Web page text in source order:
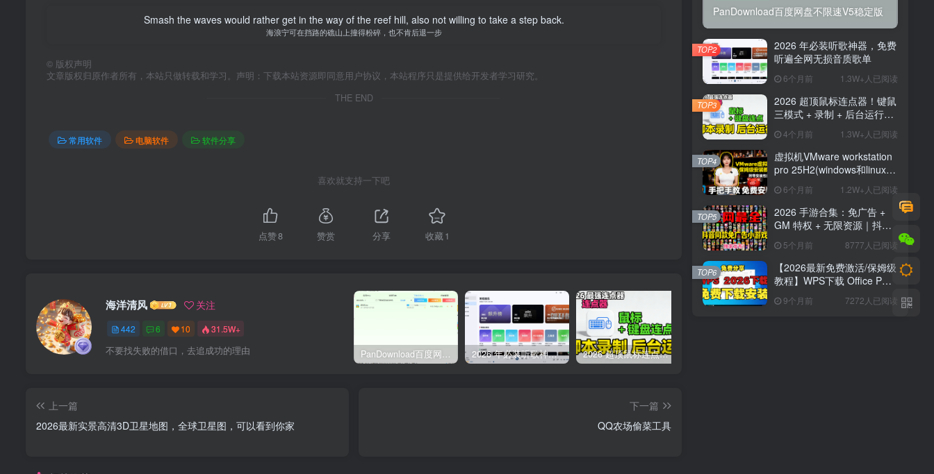
Smash the waves would rather get in the way of the reef hill, also not willing to take a step back.
海浪宁可在挡路的礁山上撞得粉碎，也不肯后退一步
© 版权声明
文章版权归原作者所有，本站只做转载和学习。声明：下载本站资源即同意用户协议，本站程序只是提供给开发者学习研究。
THE END
常用软件 电脑软件 软件分享
喜欢就支持一下吧
点赞8 赞赏 分享 收藏 1
海洋清风 关注
442 6 10 31.5W+
不要找失败的借口，去追成功的理由 2026 年必装听歌神器，免费听遍全网无损音质歌单 2026 超顶鼠标连点器！键鼠三模式 + 录制 + 后台运行，解放双手神器
上一篇
2026最新实景高清3D卫星地图，全球卫星图，可以看到你家
下一篇
QQ农场偷菜工具
PanDownload百度网盘不限速V5稳定版
2026 年必装听歌神器，免费
听遍全网无损音质歌单
6个月前 1.3W+人已阅读
TOP2
2026 超顶鼠标连点器！键鼠
三模式 + 录制 + 后台运行，
4个月前 1.3W+人已阅读
TOP3
虚拟机VMware workstation
pro 25H2(windows和linux)
6个月前 1.2W+人已阅读
TOP4
2026 手游合集：免广告 +
GM 特权 + 无限资源｜抖音
主播同款小游戏【26.8.9整
理】5个月前 8777人已阅读
TOP5
【2026最新免费激活/保姆级
教程】WPS下载 Office PDF
9个月前 7272人已阅读
TOP6